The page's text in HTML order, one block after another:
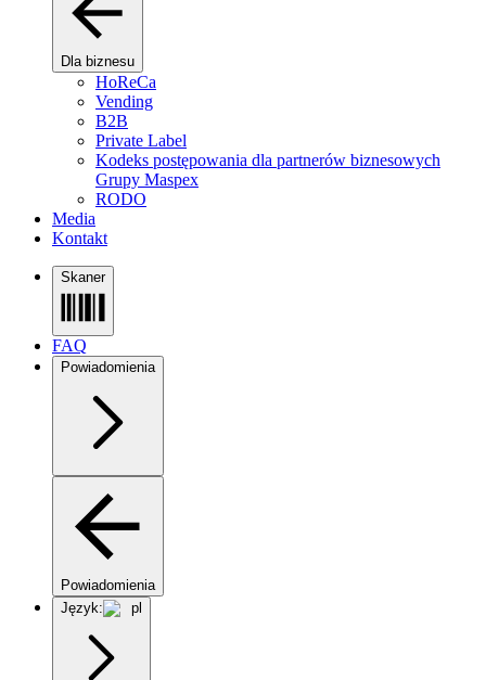
Dla biznesu
HoReCa
Vending
B2B
Private Label
Kodeks postępowania dla partnerów biznesowych
Grupy Maspex
RODO
Media
Kontakt
Skaner
FAQ
Powiadomienia
Powiadomienia
Język:
pl